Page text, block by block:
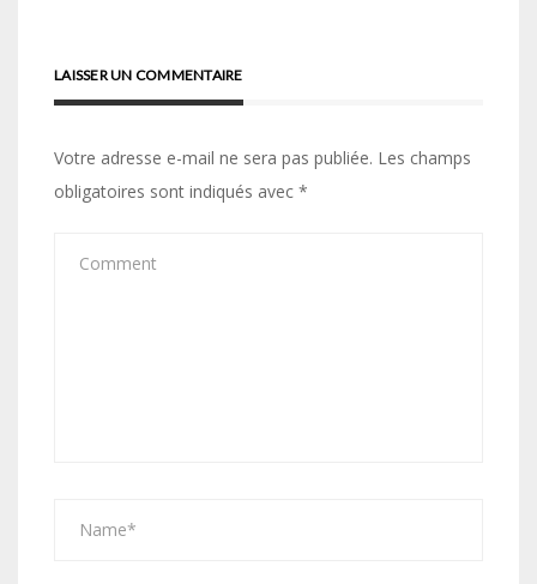
LAISSER UN COMMENTAIRE
Votre adresse e-mail ne sera pas publiée. Les champs
obligatoires sont indiqués avec *